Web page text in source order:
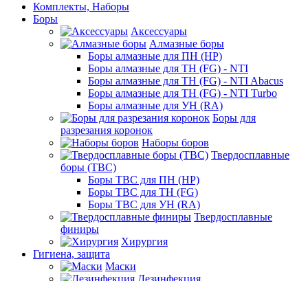
Комплекты, Наборы
Боры
Аксессуары
Алмазные боры
Боры алмазные для ПН (HP)
Боры алмазные для ТН (FG) - NTI
Боры алмазные для ТН (FG) - NTI Abacus
Боры алмазные для ТН (FG) - NTI Turbo
Боры алмазные для УН (RA)
Боры для
разрезания коронок
Наборы боров
Твердосплавные
боры (ТВС)
Боры ТВС для ПН (HP)
Боры ТВС для ТН (FG)
Боры ТВС для УН (RA)
Твердосплавные
финиры
Хирургия
Гигиена, защита
Маски
Дезинфекция